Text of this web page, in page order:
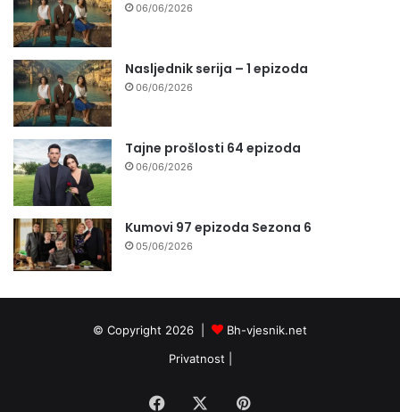
06/06/2026
Nasljednik serija – 1 epizoda
06/06/2026
Tajne prošlosti 64 epizoda
06/06/2026
Kumovi 97 epizoda Sezona 6
05/06/2026
© Copyright 2026 |
Bh-vjesnik.net
Privatnost
Facebook Pinterest